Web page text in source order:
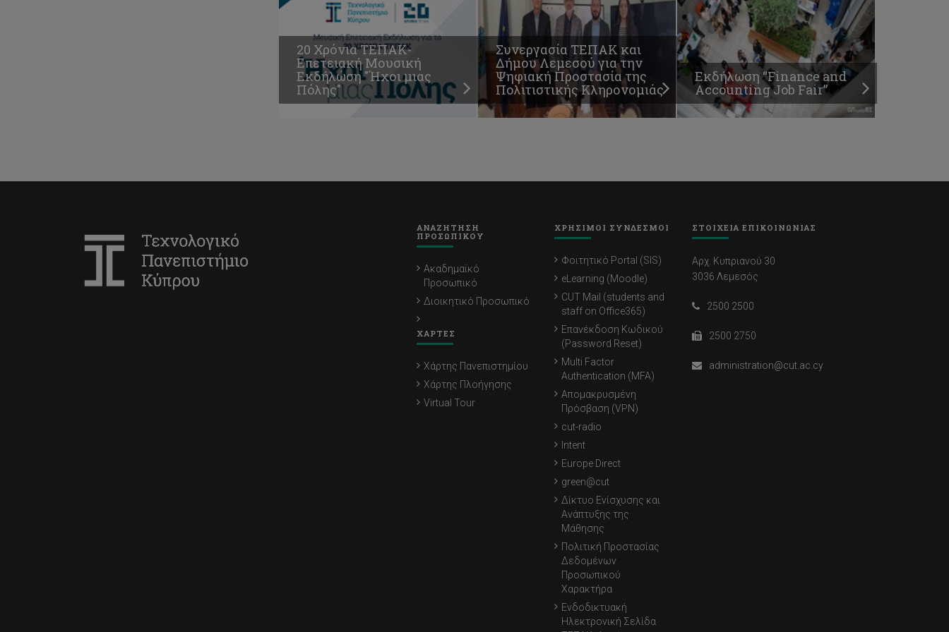
20 Χρόνια ΤΕΠΑΚ-
Επετειακή Μουσική
Εκδήλώση "Ήχοι μιας
Πόλης"
Συνεργασία ΤΕΠΑΚ και
Δήμου Λεμεσού για την
Ψηφιακή Προστασία της
Πολιτιστικής Κληρονομιάς
Εκδήλωση “Finance and
Accounting Job Fair”
ΑΝΑΖΗΤΗΣΗ
ΠΡΟΣΩΠΙΚΟΥ
Ακαδημαϊκό
Προσωπικό
Διοικητικό Προσωπικό
ΧΑΡΤΕΣ
Χάρτης Πανεπιστημίου
Χάρτης Πλοήγησης
Virtual Tour
ΧΡΗΣΙΜΟΙ ΣΥΝΔΕΣΜΟΙ
Φοιτητικό Portal (SIS)
eLearning (Moodle)
CUT Mail (students and
staff on Office365)
Επανέκδοση Κωδικού
(Password Reset)
Multi Factor
Authentication (MFA)
Απομακρυσμένη
Πρόσβαση (VPN)
cut-radio
Intent
Europe Direct
green@cut
Δίκτυο Ενίσχυσης και
Ανάπτυξης της
Μάθησης
Πολιτική Προστασίας
Δεδομένων
Προσωπικού
Χαρακτήρα
Ενδοδικτυακή
Ηλεκτρονική Σελίδα
ΣΤΟΙΧΕΙΑ ΕΠΙΚΟΙΝΩΝΙΑΣ
Αρχ. Κυπριανού 30
3036 Λεμεσός
2500 2500
2500 2750
administration@cut.ac.cy